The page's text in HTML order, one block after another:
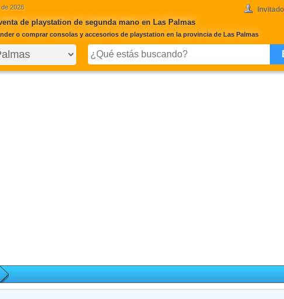
2026 Invitado
de playstation de segunda mano en Las Palmas
o comprar consolas y accesorios de playstation en la provincia de Las Palmas